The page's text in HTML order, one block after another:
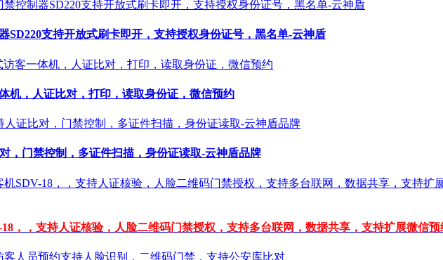
SD220支持开放式刷卡即开，支持授权身份证号，黑名单-云神盾
机，人证比对，打印，读取身份证，微信预约
，门禁控制，多证件扫描，身份证读取-云神盾品牌
，，支持人证核验，人脸二维码门禁授权，支持多台联网，数据共享，支持扩展微信